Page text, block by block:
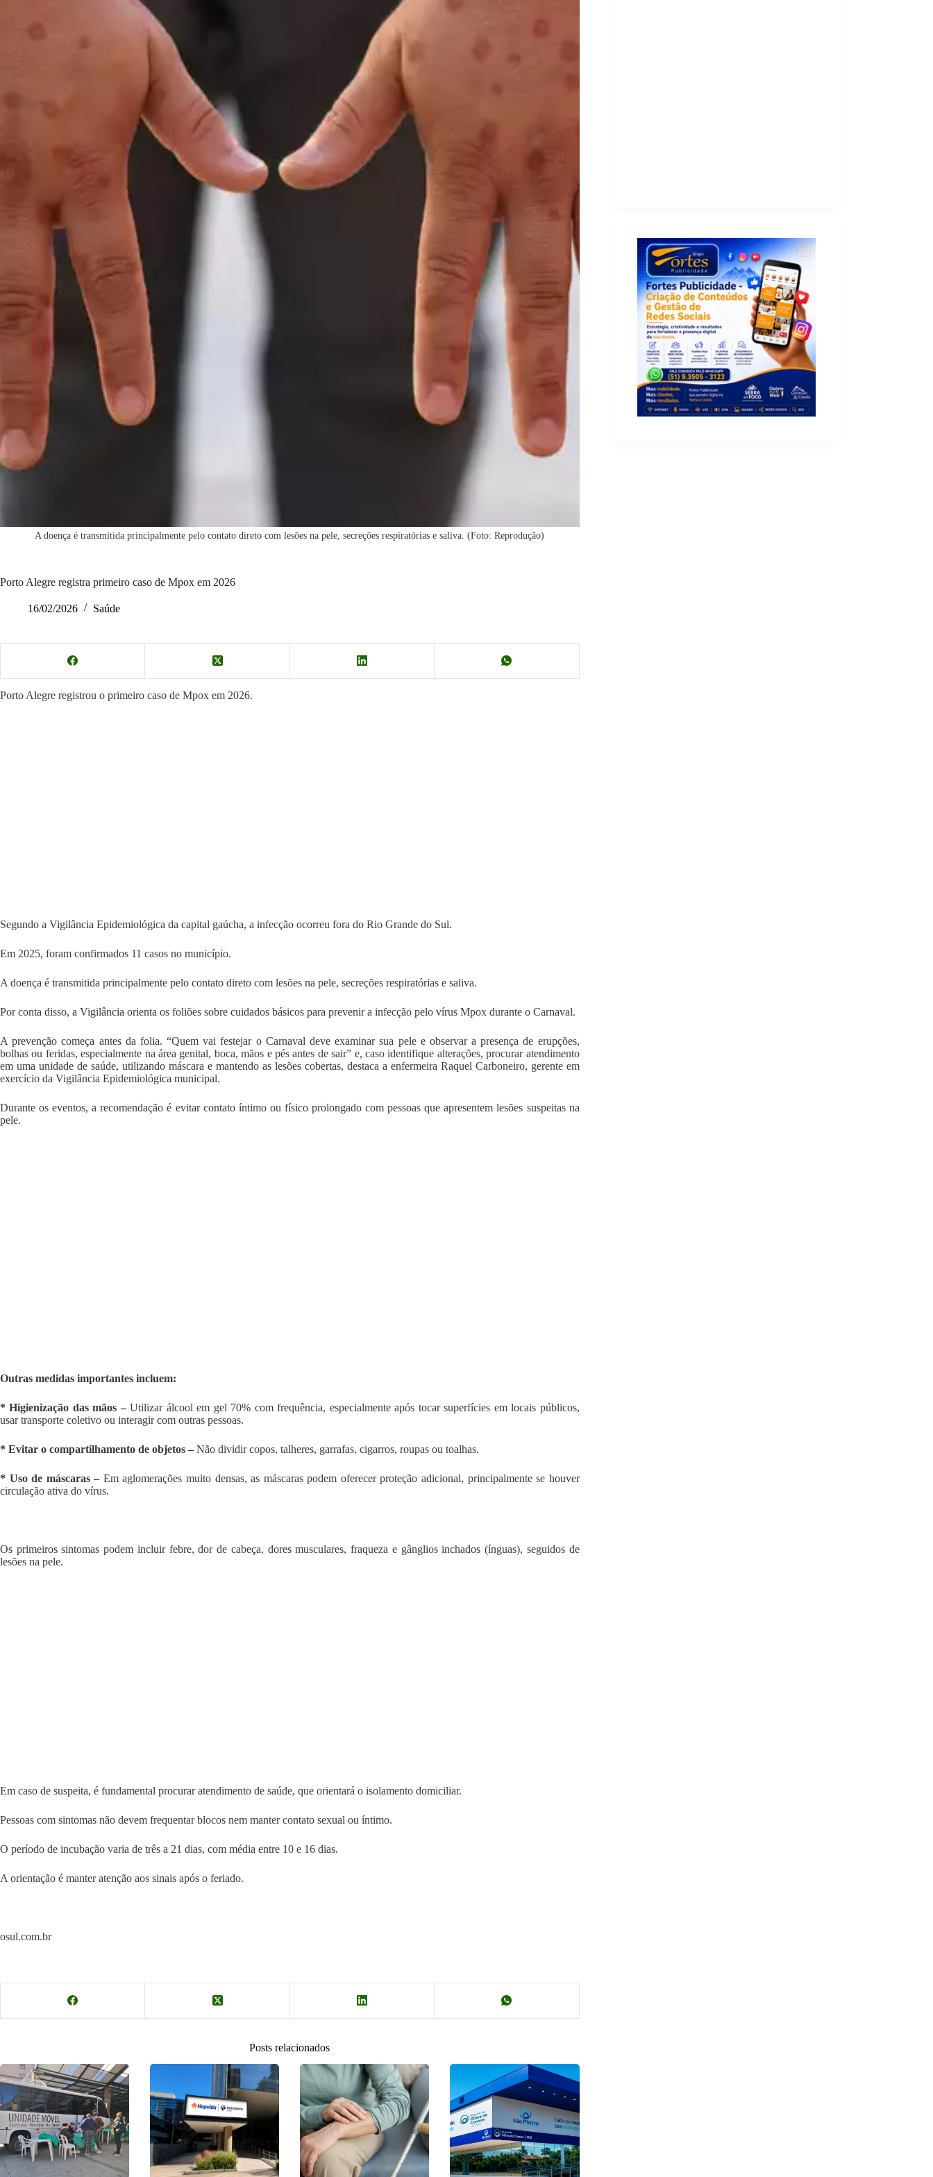
A doença é transmitida principalmente pelo contato direto com lesões na pele, secreções respiratórias e saliva. (Foto: Reprodução)
Porto Alegre registra primeiro caso de Mpox em 2026
16/02/2026 Saúde
Porto Alegre registrou o primeiro caso de Mpox em 2026.
Segundo a Vigilância Epidemiológica da capital gaúcha, a infecção ocorreu fora do Rio Grande do Sul.
Em 2025, foram confirmados 11 casos no município.
A doença é transmitida principalmente pelo contato direto com lesões na pele, secreções respiratórias e saliva.
Por conta disso, a Vigilância orienta os foliões sobre cuidados básicos para prevenir a infecção pelo vírus Mpox durante o Carnaval.
A prevenção começa antes da folia. “Quem vai festejar o Carnaval deve examinar sua pele e observar a presença de erupções,
bolhas ou feridas, especialmente na área genital, boca, mãos e pés antes de sair” e, caso identifique alterações, procurar atendimento
em uma unidade de saúde, utilizando máscara e mantendo as lesões cobertas, destaca a enfermeira Raquel Carboneiro, gerente em
exercício da Vigilância Epidemiológica municipal.
Durante os eventos, a recomendação é evitar contato íntimo ou físico prolongado com pessoas que apresentem lesões suspeitas na
pele.
Outras medidas importantes incluem:
* Higienização das mãos –Utilizar álcool em gel 70% com frequência, especialmente após tocar superfícies em locais públicos,
usar transporte coletivo ou interagir com outras pessoas.
* Evitar o compartilhamento de objetos – Não dividir copos, talheres, garrafas, cigarros, roupas ou toalhas.
* Uso de máscaras – Em aglomerações muito densas, as máscaras podem oferecer proteção adicional, principalmente se houver
circulação ativa do vírus.
Os primeiros sintomas podem incluir febre, dor de cabeça, dores musculares, fraqueza e gânglios inchados (ínguas), seguidos de
lesões na pele.
Em caso de suspeita, é fundamental procurar atendimento de saúde, que orientará o isolamento domiciliar.
Pessoas com sintomas não devem frequentar blocos nem manter contato sexual ou íntimo.
O período de incubação varia de três a 21 dias, com média entre 10 e 16 dias.
A orientação é manter atenção aos sinais após o feriado.
osul.com.br
Posts relacionados